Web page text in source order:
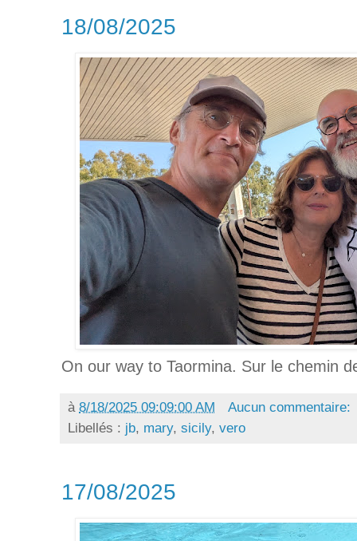
18/08/2025
On our way to Taormina. Sur le chemin
à 8/18/2025 09:09:00 AM
Aucun commentaire:
Libellés : jb, mary, sicily, vero
17/08/2025